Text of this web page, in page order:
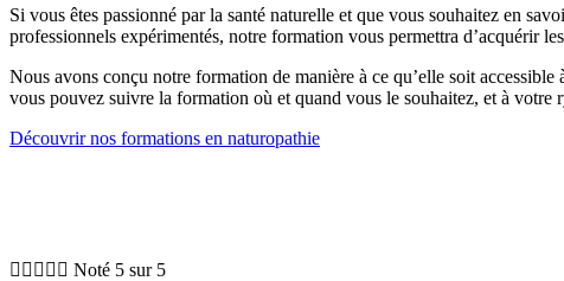
Si vous êtes passionné par la santé naturelle et que vous souhaitez en
professionnels expérimentés, notre formation vous permettra d’acquérir
Nous avons conçu notre formation de manière à ce qu’elle soit
vous pouvez suivre la formation où et quand vous le souhaitez, et à votre
Découvrir nos formations en naturopathie
     Noté 5 sur 5